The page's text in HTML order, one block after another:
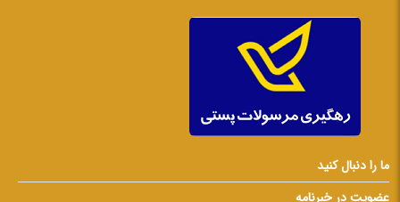
ما را دنبال کنید
عضویت در خبرنامه